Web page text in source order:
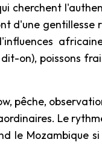
cherchent
d'une gentillesse
on), poissons
pêche,
Le
le Mozambique